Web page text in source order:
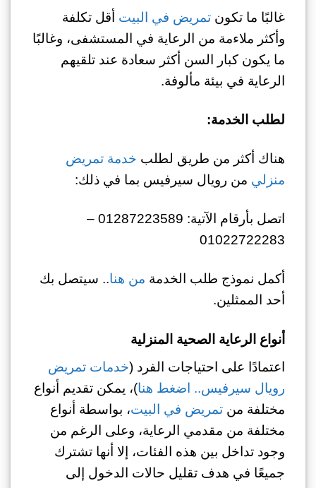
غالبًا ما تكونتمريض في البيت أقل تكلفة
وأكثر ملاءمة من الرعاية في المستشفى، وغالبًا
ما يكون كبار السن أكثر سعادة عند تلقيهم
الرعاية في بيئة مألوفة.
لطلب الخدمة:
هناك أكثر من طريق لطلب خدمة تمريض
منزلي من رويال سيرفيس بما في ذلك:
اتصل بأرقام الآتية: 01287223589 –
01022722283
أكمل نموذج طلب الخدمة من هنا.. سيتصل بك
أحد الممثلين.
أنواع الرعاية الصحية المنزلية
اعتمادًا على احتياجات الفرد (خدمات تمريض
رويال سيرفيس.. اضغط هنا)، يمكن تقديم أنواع
مختلفة منتمريض في البيت، بواسطة أنواع
مختلفة من مقدمي الرعاية، وعلى الرغم من
وجود تداخل بين هذه الفئات، إلا أنها تشترك
جميعًا في هدف تقليل حالات الدخول إلى